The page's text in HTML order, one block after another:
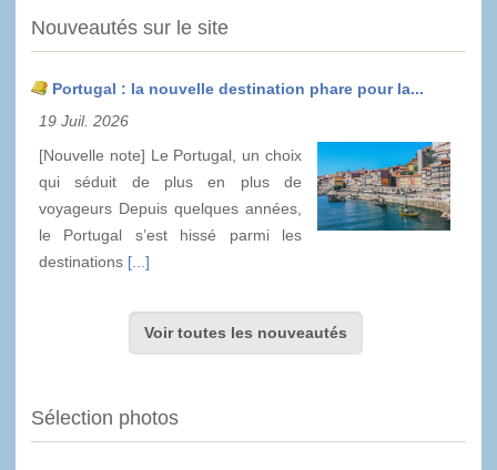
Nouveautés sur le site
Portugal : la nouvelle destination phare pour la...
19 Juil. 2026
[Nouvelle note] Le Portugal, un choix
qui séduit de plus en plus de
voyageurs Depuis quelques années,
le Portugal s’est hissé parmi les
destinations [...]
Voir toutes les nouveautés
Sélection photos